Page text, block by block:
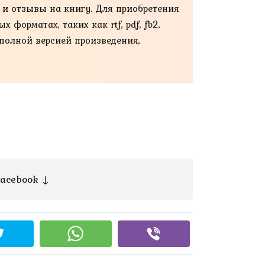
и отзывы на книгу. Для приобретения
форматах, таких как rtf, pdf, fb2,
версией произведения,
↓